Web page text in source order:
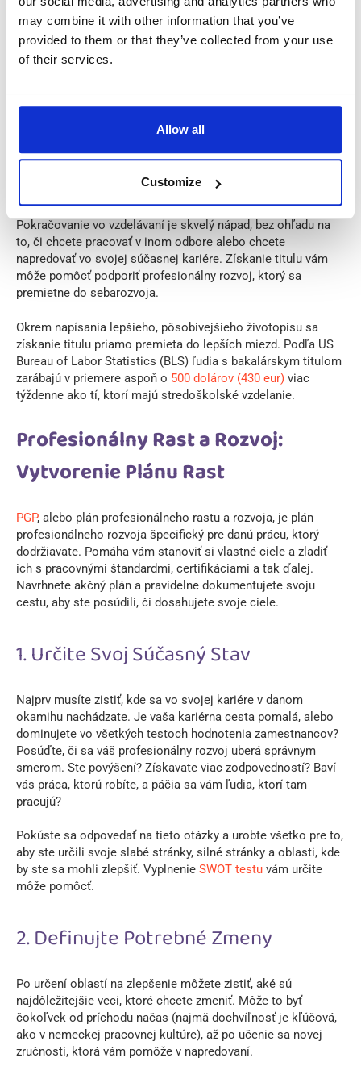
may combine it with other information that you’ve
provided to them or that they’ve collected from your use
of their services.
Allow all
Customize
10. Učte sa, Učte sa a Učte sa
Pokračovanie vo vzdelávaní je skvelý nápad, bez ohľadu na
to, či chcete pracovať v inom odbore alebo chcete
napredovať vo svojej súčasnej kariére. Získanie titulu vám
môže pomôcť podporiť profesionálny rozvoj, ktorý sa
premietne do sebarozvoja.
Okrem napísania lepšieho, pôsobivejšieho životopisu sa
získanie titulu priamo premieta do lepších miezd. Podľa US
Bureau of Labor Statistics (BLS) ľudia s bakalárskym titulom
zarábajú v priemere aspoň o 500 dolárov (430 eur) viac
týždenne ako tí, ktorí majú stredoškolské vzdelanie.
Profesionálny Rast a Rozvoj:
Vytvorenie Plánu Rast
PGP, alebo plán profesionálneho rastu a rozvoja, je plán
profesionálneho rozvoja špecifický pre danú prácu, ktorý
dodržiavate. Pomáha vám stanoviť si vlastné ciele a zladiť
ich s pracovnými štandardmi, certifikáciami a tak ďalej.
Navrhnete akčný plán a pravidelne dokumentujete svoju
cestu, aby ste posúdili, či dosahujete svoje ciele.
1. Určite Svoj Súčasný Stav
Najprv musíte zistiť, kde sa vo svojej kariére v danom
okamihu nachádzate. Je vaša kariérna cesta pomalá, alebo
dominujete vo všetkých testoch hodnotenia zamestnancov?
Posúďte, či sa váš profesionálny rozvoj uberá správnym
smerom. Ste povýšení? Získavate viac zodpovedností? Baví
vás práca, ktorú robíte, a páčia sa vám ľudia, ktorí tam
pracujú?
Pokúste sa odpovedať na tieto otázky a urobte všetko pre to,
aby ste určili svoje slabé stránky, silné stránky a oblasti, kde
by ste sa mohli zlepšiť. Vyplnenie SWOT testu vám určite
môže pomôcť.
2. Definujte Potrebné Zmeny
Po určení oblastí na zlepšenie môžete zistiť, aké sú
najdôležitejšie veci, ktoré chcete zmeniť. Môže to byť
čokoľvek od príchodu načas (najmä dochvíľnosť je kľúčová,
ako v nemeckej pracovnej kultúre), až po učenie sa novej
zručnosti, ktorá vám pomôže v napredovaní.